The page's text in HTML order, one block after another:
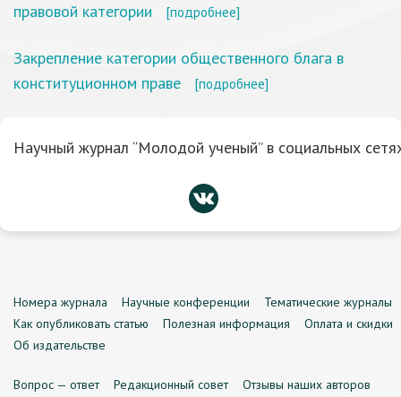
правовой категории
[подробнее]
Закрепление категории общественного блага в
конституционном праве
[подробнее]
Научный журнал “Молодой ученый” в социальных
Номера журнала Научные конференции
Тематические журналы
Как опубликовать статью
Полезная информация
Оплата и скидки
Об издательстве
Вопрос — ответ Редакционный совет
Отзывы наших авторов